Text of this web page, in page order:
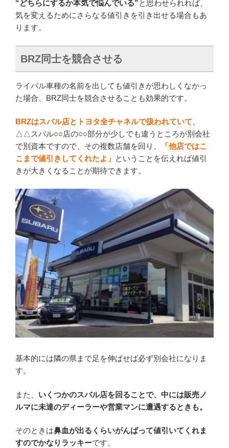
“どちらにするか本気で悩んでいる”と思わせられれば、
気を変えるためにさらなる値引きを引き出せる場合もあ
ります。
BRZ同士を競合させる
ライバル車種の名前を出しても値引きが思わしくなかっ
た場合、BRZ同士を競合させることも効果的です。
BRZはスバル店とトヨタ全チャネルで扱われていて
△△スバル○○店の○○部分が少しでも違うところが別会社
で別資本ですので、その複数店舗を回り、
「他店ではこ
こまで値引きしてくれたよ」 ということを伝えれば値引
きが大きくなることが期待できます。
基本的には隣の県まで足を伸ばせば必ず別会社になりま
す。
また、 いくつかのスバル店を回ることで、中には販売ノ
ルマに未達のディーラーや営業マンに遭遇するときも。
そのときは鼻血が出るくらいがんばって値引いてくれま
すのでかなりラッキーです。